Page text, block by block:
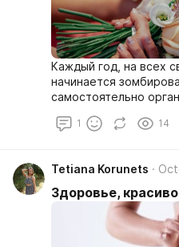
Каждый год, на всех
начинается
самостоятельно
свадебный
1 14
Tetiana Korunets
Здоровье,